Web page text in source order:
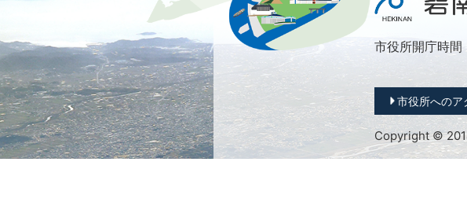
市役所開庁時間
市役所へのア
Copyright ©